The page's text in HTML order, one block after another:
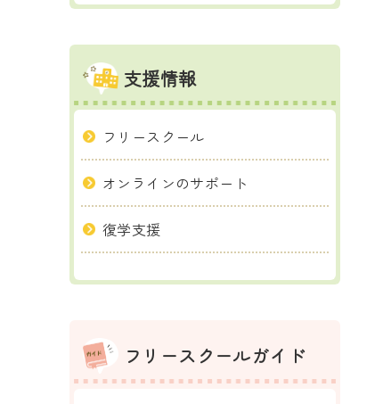
支援情報
フリースクール
オンラインのサポート
復学支援
フリースクールガイド